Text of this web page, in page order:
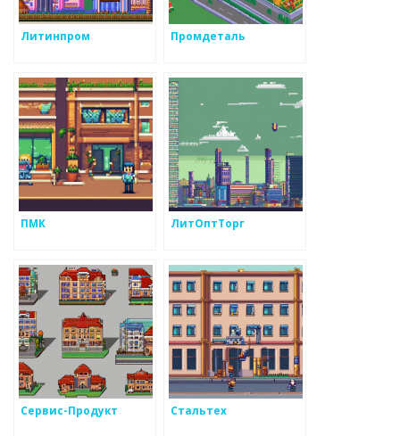
Литинпром Промдеталь
ПМК ЛитОптТорг
Сервис-Продукт Стальтех